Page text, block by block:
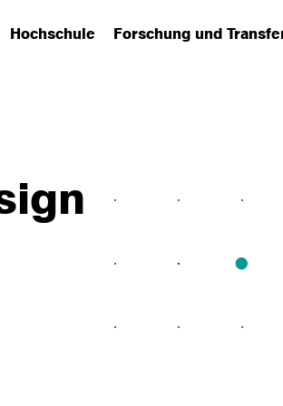
Hochschule
(has submenu)Forschung und
(has submenu)